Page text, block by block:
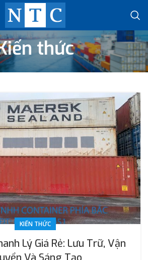
thức
KIẾN THỨC
Lý Giá Rẻ: Lưu Trữ, Vận